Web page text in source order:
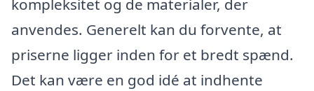
kompleksitet og de materialer, der
anvendes. Generelt kan du forvente, at
priserne ligger inden for et bredt spænd.
Det kan være en god idé at indhente